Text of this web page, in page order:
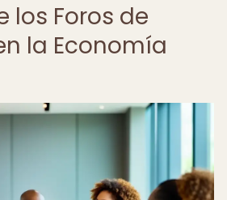
los Foros de
la Economía